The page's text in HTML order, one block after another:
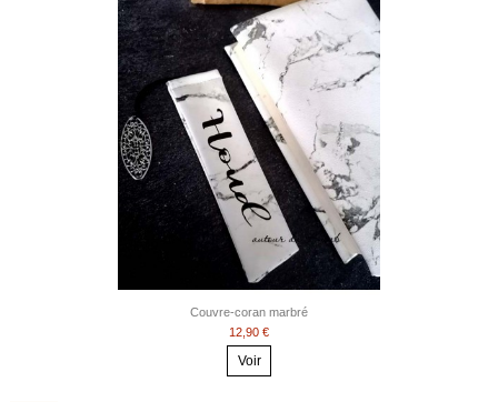
Couvre-coran marbré
12,90 €
Voir